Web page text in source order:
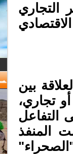
بين
تجاري،
المنفذ